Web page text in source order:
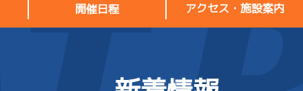
開催日程 アクセス・施設案内